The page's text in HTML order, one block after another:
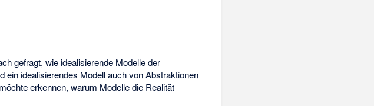
gefragt, wie idealisierende Modelle der
idealisierendes Modell auch von Abstraktionen
erkennen, warum Modelle die Realität